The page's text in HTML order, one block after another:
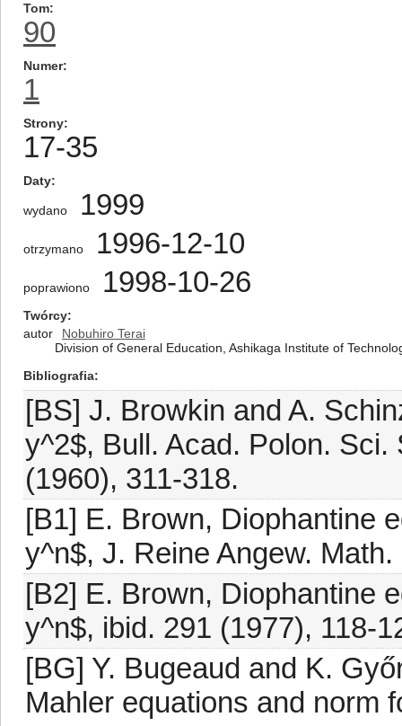
Tom
90
Numer
1
Strony
17-35
Daty
wydano 1999
otrzymano 1996-12-10
poprawiono 1998-10-26
Twórcy
autor
Nobuhiro Terai
Division of General Education, Ashikaga Institute of
Bibliografia
[BS] J. Browkin and A.
y^2$, Bull. Acad. Polon.
(1960), 311-318.
[B1] E. Brown, Diophantine
y^n$, J. Reine Angew.
[B2] E. Brown, Diophantine
y^n$, ibid. 291 (1977), 118-
[BG] Y. Bugeaud and K.
Mahler equations and norm